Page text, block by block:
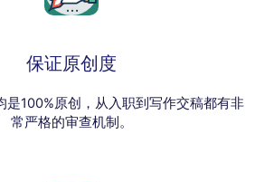
保证原创度
是100%原创，从入职到写作交稿都有非
常严格的审查机制。